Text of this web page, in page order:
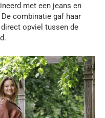
met een jeans en
combinatie gaf haar
opviel tussen de